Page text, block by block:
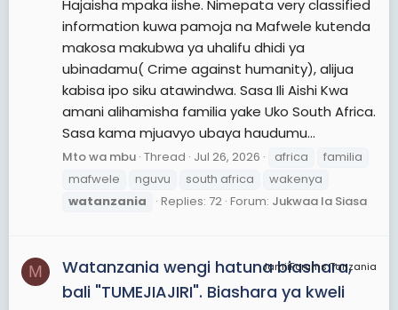
Hajaisha mpaka iishe. Nimepata very classified
information kuwa pamoja na Mafwele kutenda
makosa makubwa ya uhalifu dhidi ya
ubinadamu( Crime against humanity), alijua
kabisa ipo siku atawindwa. Sasa Ili Aishi Kwa
amani alihamisha familia yake Uko South Africa.
Sasa kama mjuavyo ubaya haudumu...
Mto wa mbu Thread Jul 26, 2026 africa
familia
mafwele
nguvu south africa
wakenya
watanzania
Replies: 72 Forum: Jukwaa la Siasa
M JamiiForums Tanzania
Watanzania wengi hatuna biashara,
bali "TUMEJIAJIRI". Biashara ya kweli